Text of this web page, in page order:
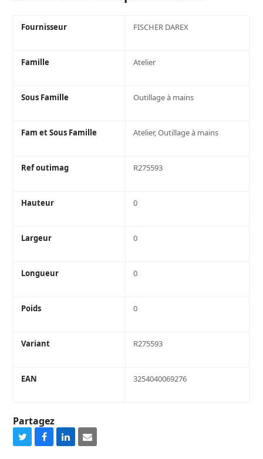
MM
Fournisseur FISCHER DAREX
Famille Atelier
Sous Famille Outillage à mains
Fam et Sous Famille Atelier, Outillage à mains
Ref outimag R275593
Hauteur 0
Largeur 0
Longueur 0
Poids 0
Variant R275593
EAN 3254040069276
Partagez
ShareShareShareShare